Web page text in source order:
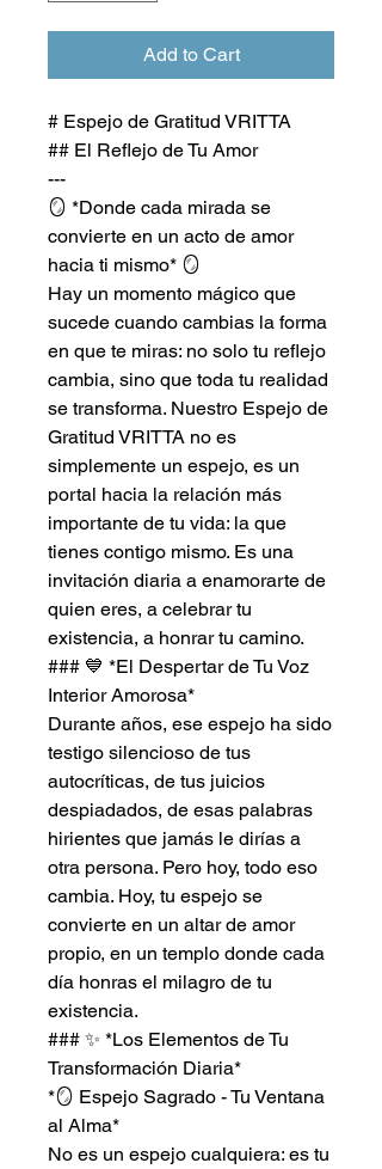
Add to Cart
# Espejo de Gratitud VRITTA
## El Reflejo de Tu Amor
---
🪞 *Donde cada mirada se
convierte en un acto de amor
hacia ti mismo* 🪞
Hay un momento mágico que
sucede cuando cambias la forma
en que te miras: no solo tu reflejo
cambia, sino que toda tu realidad
se transforma. Nuestro Espejo de
Gratitud VRITTA no es
simplemente un espejo, es un
portal hacia la relación más
importante de tu vida: la que
tienes contigo mismo. Es una
invitación diaria a enamorarte de
quien eres, a celebrar tu
existencia, a honrar tu camino.
### 💙 *El Despertar de Tu Voz
Interior Amorosa*
Durante años, ese espejo ha sido
testigo silencioso de tus
autocríticas, de tus juicios
despiadados, de esas palabras
hirientes que jamás le dirías a
otra persona. Pero hoy, todo eso
cambia. Hoy, tu espejo se
convierte en un altar de amor
propio, en un templo donde cada
día honras el milagro de tu
existencia.
### ✨ *Los Elementos de Tu
Transformación Diaria*
*🪞 Espejo Sagrado - Tu Ventana
al Alma*
No es un espejo cualquiera: es tu